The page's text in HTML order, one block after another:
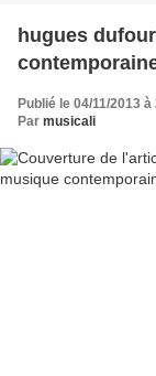
WebJardinière : Isa
hugues
Publié le 04/11/2013 à
Par musicali